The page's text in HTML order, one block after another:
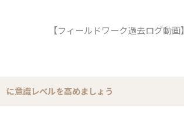
【フィールドワーク過去ログ動画】
レベルを高めましょう